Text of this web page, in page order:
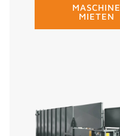
MASCHINE
MIETEN